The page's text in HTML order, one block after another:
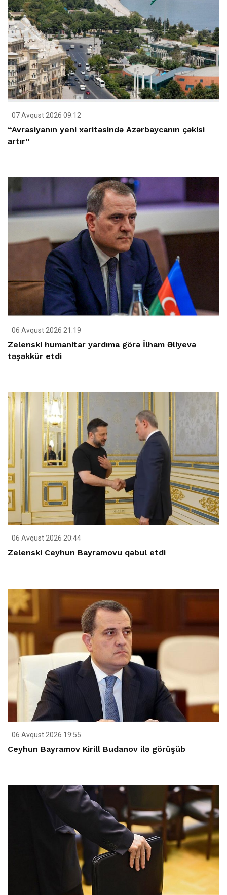
07 Avqust 2026 09:12
“Avrasiyanın yeni xəritəsində Azərbaycanın çəkisi
artır”
06 Avqust 2026 21:19
Zelenski humanitar yardıma görə İlham Əliyevə
təşəkkür etdi
06 Avqust 2026 20:44
Zelenski Ceyhun Bayramovu qəbul etdi
06 Avqust 2026 19:55
Ceyhun Bayramov Kirill Budanov ilə görüşüb